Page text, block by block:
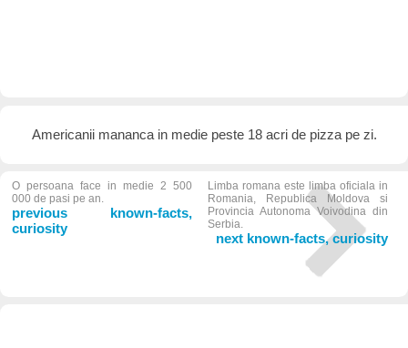
Americanii mananca in medie peste 18 acri de pizza pe zi.
O persoana face in medie 2 500
000 de pasi pe an.
previous known-facts,
curiosity
Limba romana este limba oficiala in
Romania, Republica Moldova si
Provincia Autonoma Voivodina din
Serbia.
next known-facts, curiosity